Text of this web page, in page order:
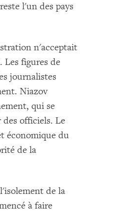
l'un des pays
n'acceptait
Les figures de
journalistes
Niazov
qui se
officiels. Le
économique du
de la
de la
à faire